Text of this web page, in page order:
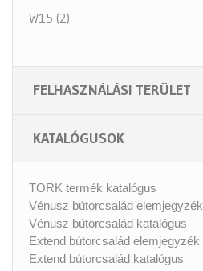
W15 (2)
FELHASZNÁLÁSI TERÜLET
KATALÓGUSOK
TORK termék katalógus
Vénusz bútorcsalád elemjegyzék
Vénusz bútorcsalád katalógus
Extend bútorcsalád elemjegyzék
Extend bútorcsalád katalógus